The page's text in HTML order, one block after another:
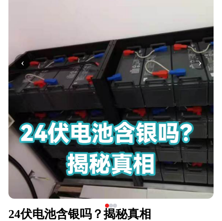
‹ ›
24伏电池含银吗？揭秘真相